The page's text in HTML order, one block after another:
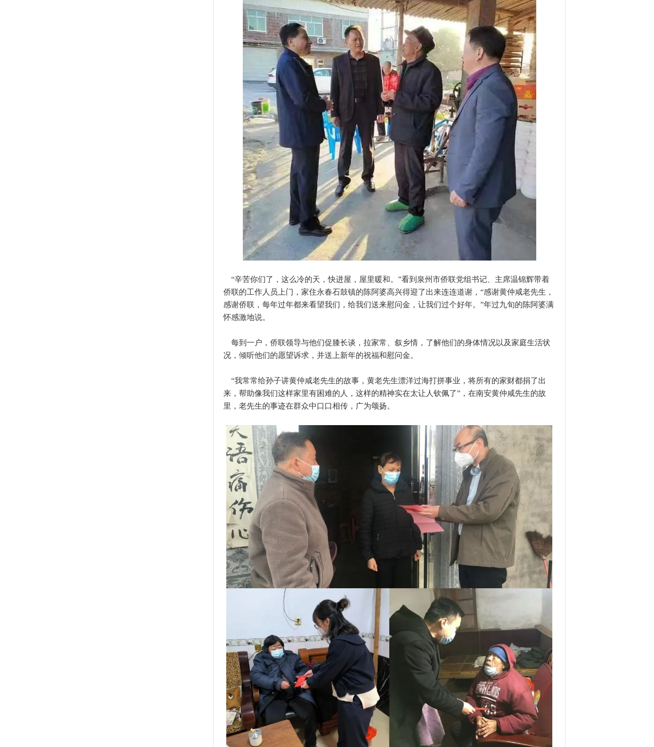
“辛苦你们了，这么冷的天，快进屋，屋里暖和。”看到泉州市侨联党组书记、主席温锦辉带着
侨联的工作人员上门，家住永春石鼓镇的陈阿婆高兴得迎了出来连连道谢，“感谢黄仲咸老先生，
感谢侨联，每年过年都来看望我们，给我们送来慰问金，让我们过个好年。”年过九旬的陈阿婆满
怀感激地说。
每到一户，侨联领导与他们促膝长谈，拉家常、叙乡情，了解他们的身体情况以及家庭生活状
况，倾听他们的愿望诉求，并送上新年的祝福和慰问金。
“我常常给孙子讲黄仲咸老先生的故事，黄老先生漂洋过海打拼事业，将所有的家财都捐了出
来，帮助像我们这样家里有困难的人，这样的精神实在太让人钦佩了”，在南安黄仲咸先生的故
里，老先生的事迹在群众中口口相传，广为颂扬。